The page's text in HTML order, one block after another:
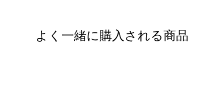
性や強度を補う目的で銅などの金属を混ぜ合わせま
よく一緒に購入される商品